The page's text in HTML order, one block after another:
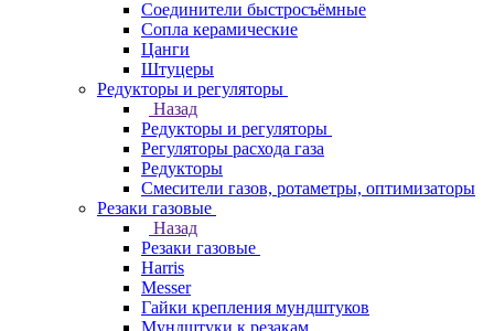
Соединители быстросъёмные
Сопла керамические
Цанги
Штуцеры
Редукторы и регуляторы
Назад
Редукторы и регуляторы
Регуляторы расхода газа
Редукторы
Смесители газов, ротаметры, оптимизаторы
Резаки газовые
Назад
Резаки газовые
Harris
Messer
Гайки крепления мундштуков
Мундштуки к резакам